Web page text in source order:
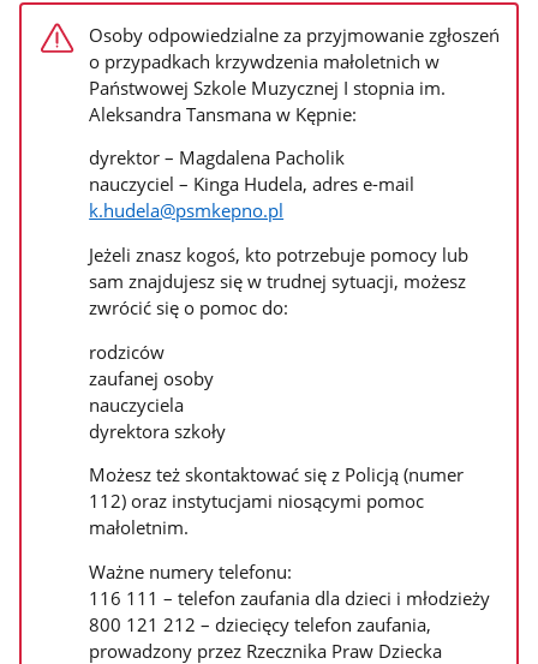
Osoby odpowiedzialne za przyjmowanie zgłoszeń
o przypadkach krzywdzenia małoletnich w
Państwowej Szkole Muzycznej I stopnia im.
Aleksandra Tansmana w Kępnie:
dyrektor – Magdalena Pacholik
nauczyciel – Kinga Hudela, adres e-mail
k.hudela@psmkepno.pl
Jeżeli znasz kogoś, kto potrzebuje pomocy lub
sam znajdujesz się w trudnej sytuacji, możesz
zwrócić się o pomoc do:
rodziców
zaufanej osoby
nauczyciela
dyrektora szkoły
Możesz też skontaktować się z Policją (numer
112) oraz instytucjami niosącymi pomoc
małoletnim.
Ważne numery telefonu:
116 111 – telefon zaufania dla dzieci i młodzieży
800 121 212 – dziecięcy telefon zaufania,
prowadzony przez Rzecznika Praw Dziecka